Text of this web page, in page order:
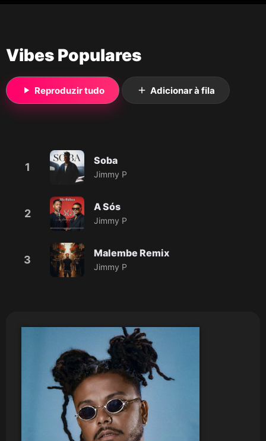
Vibes Populares
Reproduzir tudo Adicionar à fila
1
Soba
Jimmy P
2
A Sós
Jimmy P
3
Malembe Remix
Jimmy P